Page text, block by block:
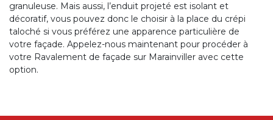
granuleuse. Mais aussi, l’enduit projeté est isolant et
décoratif, vous pouvez donc le choisir à la place du crépi
taloché si vous préférez une apparence particulière de
votre façade. Appelez-nous maintenant pour procéder à
votre Ravalement de façade sur Marainviller avec cette
option.